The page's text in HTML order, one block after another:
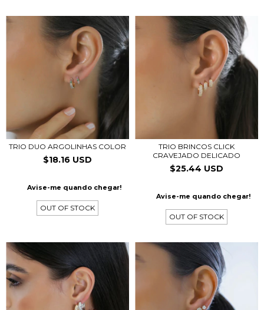
TRIO DUO ARGOLINHAS COLOR
$18.16 USD
Avise-me quando chegar!
OUT OF STOCK
TRIO BRINCOS CLICK
CRAVEJADO DELICADO
$25.44 USD
Avise-me quando chegar!
OUT OF STOCK